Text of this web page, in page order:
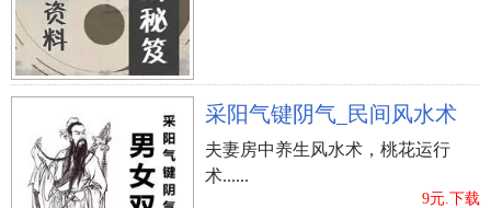
采阳气键阴气_民间风水术
夫妻房中养生风水术，桃花运行
术......
9元.下载